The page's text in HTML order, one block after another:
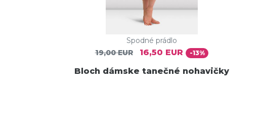
Spodné prádlo
19,00 EUR
16,50 EUR -13%
Bloch dámske tanečné nohavičky